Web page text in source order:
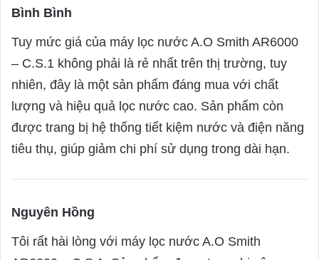
Bình Bình
a
y
s
:
Tuy mức giá của máy lọc nước A.O Smith AR6000
– C.S.1 không phải là rẻ nhất trên thị trường, tuy
nhiên, đây là một sản phẩm đáng mua với chất
lượng và hiệu quả lọc nước cao. Sản phẩm còn
được trang bị hệ thống tiết kiệm nước và điện năng
tiêu thụ, giúp giảm chi phí sử dụng trong dài hạn.
Nguyên Hồng
a
Tôi rất hài lòng với máy lọc nước A.O Smith